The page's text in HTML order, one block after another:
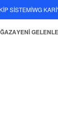
SİSTEMİWG
YENİ